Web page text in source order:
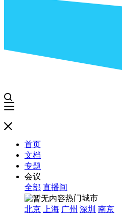
首页
文档
专题
会议
全部 直播间
热门城市
北京
上海 广州 深圳 南京